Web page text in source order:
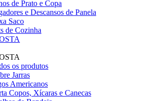
de Prato e Copa
e Descansos de Panela
Saco
de Cozinha
os produtos
Jarras
Americanos
Copos, Xícaras e Canecas